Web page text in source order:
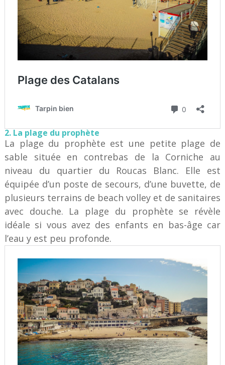
2. La plage du prophète
La plage du prophète est une petite plage de
sable située en contrebas de la Corniche au
niveau du quartier du Roucas Blanc. Elle est
équipée d’un poste de secours, d’une buvette, de
plusieurs terrains de beach volley et de sanitaires
avec douche. La plage du prophète se révèle
idéale si vous avez des enfants en bas-âge car
l’eau y est peu profonde.